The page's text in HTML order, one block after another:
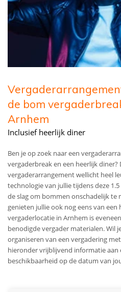
de bom
Arnhem
Inclusief heerlijk diner
Ben je op zoek naar een
vergaderbreak en een heerlijk
vergaderarrangement wellicht heel
technologie van jullie tijdens deze
de slag om bommen onschadelijk te
genieten jullie ook nog eens van een
vergaderlocatie in Arnhem is
benodigde vergader materialen. Wil
organiseren van een vergadering
hieronder vrijblijvend informatie aan
beschikbaarheid op de datum van